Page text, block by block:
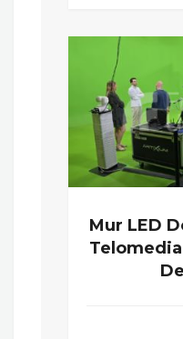
Mur LED